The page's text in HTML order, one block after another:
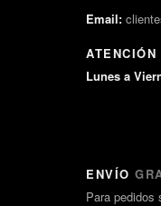
Email:
ATENCIÓN
Lunes a
ENVÍO
Para pedidos